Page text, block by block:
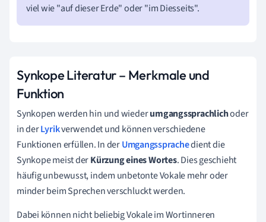
viel wie "auf dieser Erde" oder "im Diesseits".
Synkope Literatur – Merkmale und
Funktion
Synkopen werden hin und wiederumgangssprachlichoder
in derLyrikverwendet und können verschiedene
Funktionen erfüllen. In derUmgangssprachedient die
Synkope meist derKürzung eines Wortes. Dies geschieht
häufig unbewusst, indem unbetonte Vokale mehr oder
minder beim Sprechen verschluckt werden.
Dabei können nicht beliebig Vokale im Wortinneren